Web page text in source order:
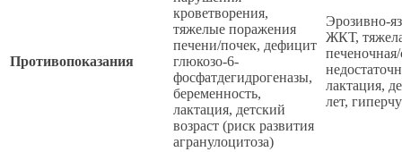
Противопоказания
кроветворения,
тяжелые поражения
печени/почек, дефицит
глюкозо-6-
фосфатдегидрогеназы,
беременность,
лактация, детский
возраст (риск развития
агранулоцитоза)
Эрозивно-
ЖКТ,
лактация,
лет,